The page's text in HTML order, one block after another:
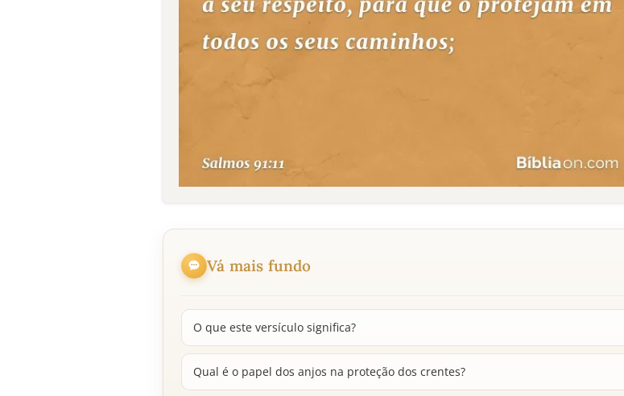
Vá mais fundo
O que este versículo significa?
Qual é o papel dos anjos na proteção dos crentes?